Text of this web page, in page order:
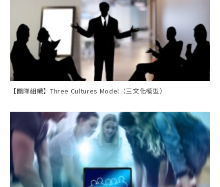
【團隊組織】Three Cultures Model（三文化模型）